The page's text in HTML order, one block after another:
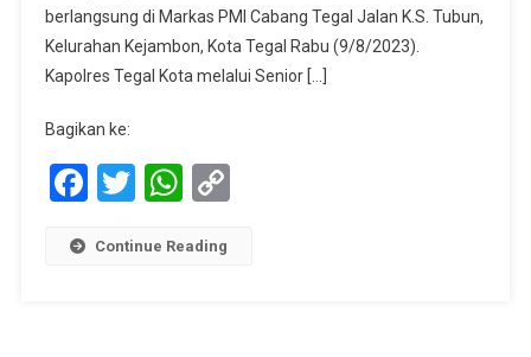
Donor
berlangsung di Markas PMI Cabang Tegal Jalan K.S. Tubun,
Kelurahan Kejambon, Kota Tegal Rabu (9/8/2023).
Kapolres Tegal Kota melalui Senior […]
Bagikan ke:
Facebook
TwitterWhatsApp
Copy
Continue Reading